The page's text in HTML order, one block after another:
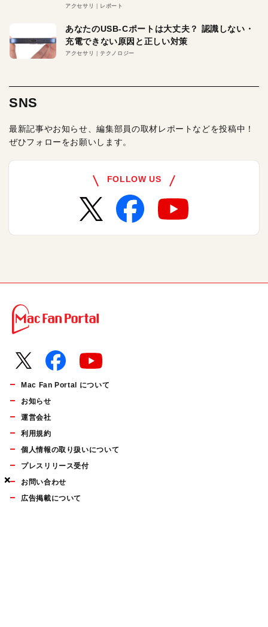
×
×
×
アクセサリ レポート
あなたのUSB-Cポートは大丈夫？ 認識しない・
充電できない原因と正しい対策
アクセサリ テクノロジー
SNS
最新記事やお知らせ、編集部員の取材レポートなどを投稿中！
ぜひフォローをお願いします。
FOLLOW US
Mac Fan Portal について
お知らせ
運営会社
利用規約
個人情報の取り扱いについて
プレスリリース受付
お問い合わせ
広告掲載について